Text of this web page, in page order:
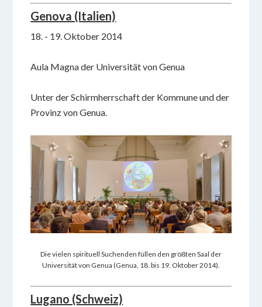
Genova (Italien)
18. - 19. Oktober 2014
Aula Magna der Universität von Genua
Unter der Schirmherrschaft der Kommune und der
Provinz von Genua.
Die vielen spirituell Suchenden füllen den größten Saal der
Universität von Genua (Genua, 18. bis 19. Oktober 2014).
Lugano (Schweiz)